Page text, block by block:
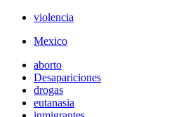
violencia
Mexico
aborto
Desapariciones
drogas
eutanasia